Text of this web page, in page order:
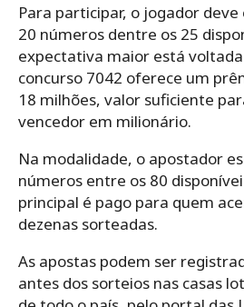
Para participar, o jogador
20 números dentre os 25
expectativa maior está voltada
concurso 7042 oferece um
18 milhões, valor suficiente
vencedor em milionário.
Na modalidade, o apostador
números entre os 80
principal é pago para quem
dezenas sorteadas.
As apostas podem ser
antes dos sorteios nas casas